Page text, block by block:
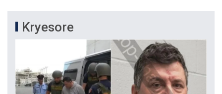
Kryesore